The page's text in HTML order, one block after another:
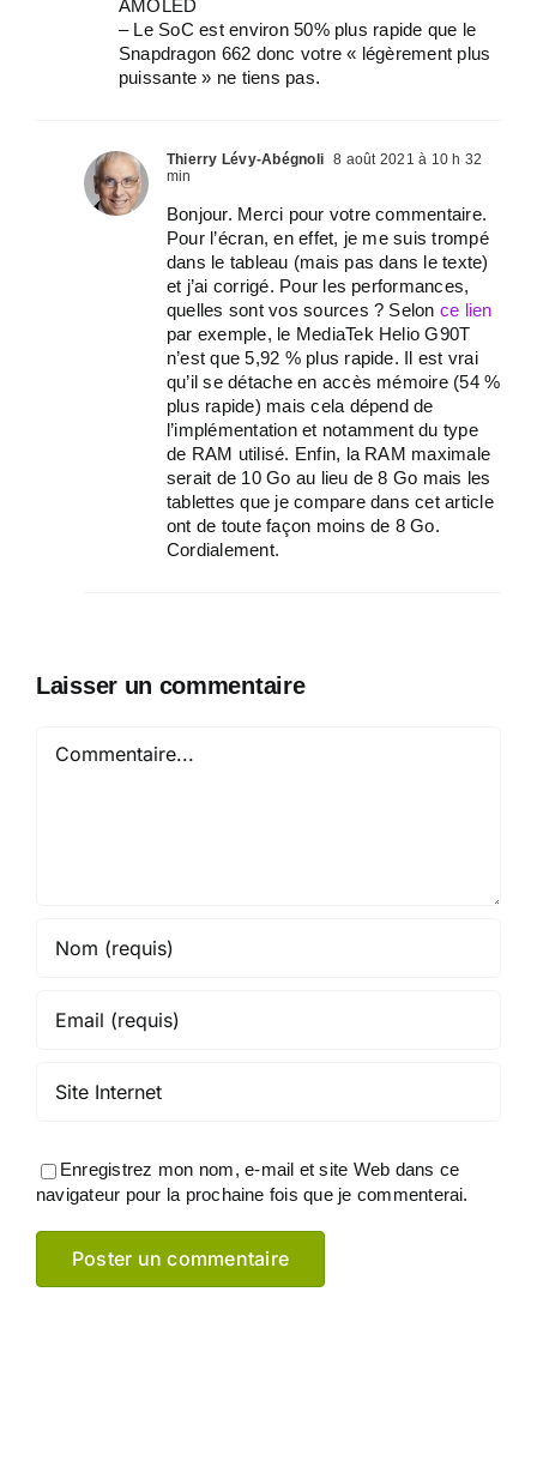
AMOLED
– Le SoC est environ 50% plus rapide que le
Snapdragon 662 donc votre « légèrement plus
puissante » ne tiens pas.
Thierry Lévy-Abégnoli 8 août 2021 à 10 h 32
min
Bonjour. Merci pour votre commentaire.
Pour l’écran, en effet, je me suis trompé
dans le tableau (mais pas dans le texte)
et j’ai corrigé. Pour les performances,
quelles sont vos sources ? Selon ce lien
par exemple, le MediaTek Helio G90T
n’est que 5,92 % plus rapide. Il est vrai
qu’il se détache en accès mémoire (54 %
plus rapide) mais cela dépend de
l’implémentation et notamment du type
de RAM utilisé. Enfin, la RAM maximale
serait de 10 Go au lieu de 8 Go mais les
tablettes que je compare dans cet article
ont de toute façon moins de 8 Go.
Cordialement.
Laisser un commentaire
Enregistrez mon nom, e-mail et site Web dans ce
navigateur pour la prochaine fois que je commenterai.